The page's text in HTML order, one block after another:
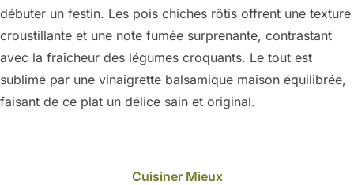
débuter un festin. Les pois chiches rôtis offrent une texture
croustillante et une note fumée surprenante, contrastant
avec la fraîcheur des légumes croquants. Le tout est
sublimé par une vinaigrette balsamique maison équilibrée,
faisant de ce plat un délice sain et original.
Cuisiner Mieux